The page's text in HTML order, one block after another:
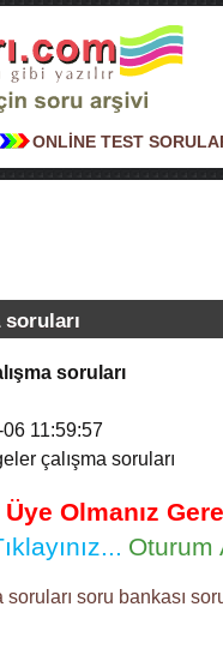
ONLİNE TEST
soruları
soruları
11:59:57
çalışma soruları
Olmanız
Oturum
soruları soru bankası